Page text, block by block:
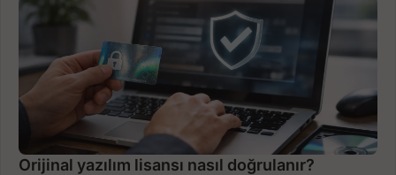
Orijinal yazılım lisansı nasıl doğrulanır?